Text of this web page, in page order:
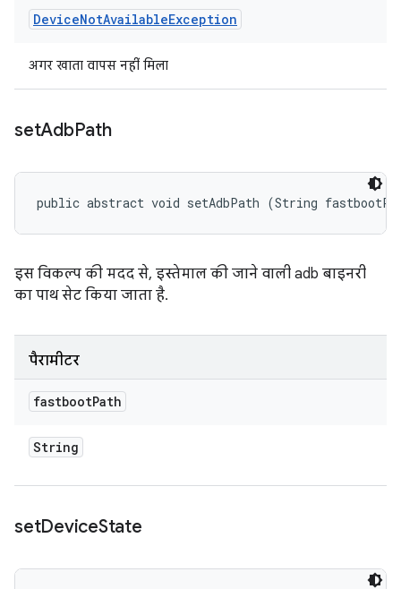
DeviceNotAvailableException
अगर खाता वापस नहीं मिला
setAdbPath
public abstract void setAdbPath (String
इस विकल्प की मदद से, इस्तेमाल की जाने वाली adb बाइनरी
का पाथ सेट किया जाता है.
पैरामीटर
fastbootPath
String
setDeviceState